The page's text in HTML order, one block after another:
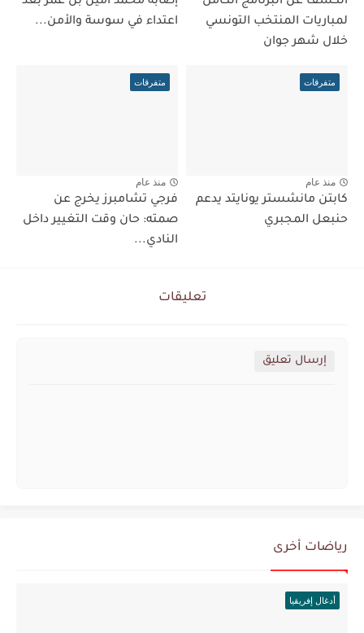
لمباريات المنتخب التونسي
خلال شهر جوان
اعتداء في سوسة والأمن...
متفرقات
منذ عام
كابتن مانشستر يونايتد يدعم
حنبعل المجبري
متفرقات
منذ عام
فرجي تشامبرز يخرج عن
صمته: حان وقت التغيير داخل
النادي...
تعليقات
إرسال تعليق
رياضات أخرى
أدغال إفريقيا